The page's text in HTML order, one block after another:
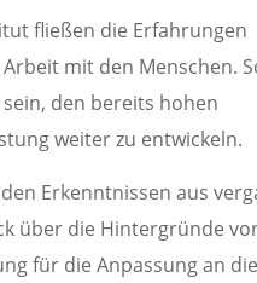
fließen die Erfahrungen
mit den Menschen.
den bereits hohen
weiter zu entwickeln.
Erkenntnissen aus
über die Hintergründe
für die Anpassung an